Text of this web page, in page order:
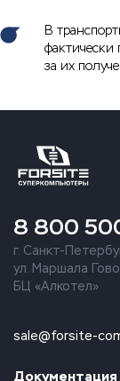
В
фактически
за их
8 800
г. Санкт-
ул. Маршала
БЦ «Алкотел»
sale@forsite-
Документация